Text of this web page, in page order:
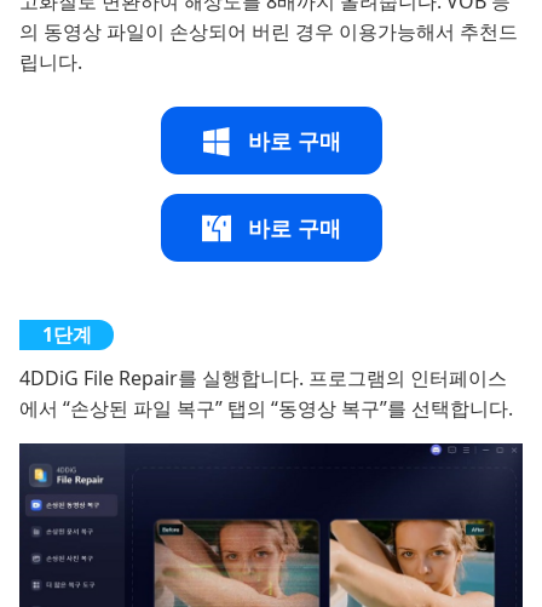
의 동영상 파일이 손상되어 버린 경우 이용가능해서 추천드
립니다.
바로 구매
바로 구매
4DDiG File Repair를 실행합니다. 프로그램의 인터페이스
에서 “손상된 파일 복구” 탭의 “동영상 복구”를 선택합니다.